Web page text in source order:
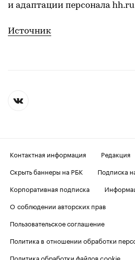
и адаптации персонала
Источник
Контактная информация
Редакция
Скрыть баннеры на РБК
Подписка
Корпоративная подписка
О соблюдении авторских прав
Пользовательское соглашение
Политика в отношении обработки
Политика обработки файлов cookie